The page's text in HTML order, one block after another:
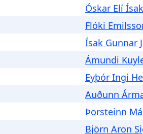
Óskar Elí
Flóki
Ísak Gunnar
Ámundi
Eyþór Ingi
Auðunn
Þorsteinn
Björn Aron